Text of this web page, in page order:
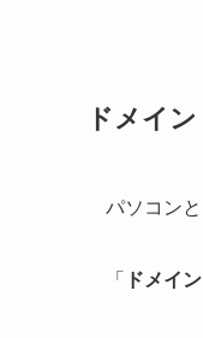
ドメイ
パソコン
「 ドメイン